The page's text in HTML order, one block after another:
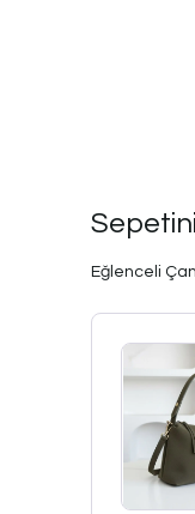
Eğlenceli